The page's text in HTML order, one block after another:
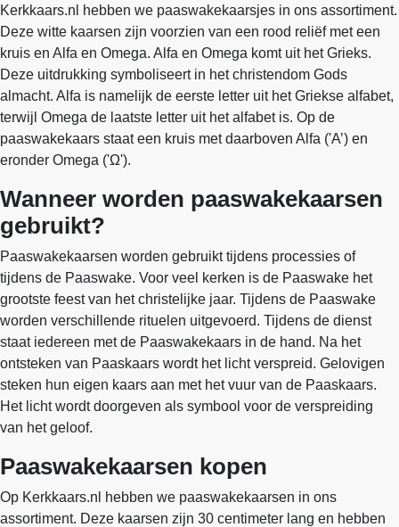
Kerkkaars.nl hebben we paaswakekaarsjes in ons assortiment.
Deze witte kaarsen zijn voorzien van een rood reliëf met een
kruis en Alfa en Omega. Alfa en Omega komt uit het Grieks.
Deze uitdrukking symboliseert in het christendom Gods
almacht. Alfa is namelijk de eerste letter uit het Griekse alfabet,
terwijl Omega de laatste letter uit het alfabet is. Op de
paaswakekaars staat een kruis met daarboven Alfa ('Α’) en
eronder Omega ('Ω').
Wanneer worden paaswakekaarsen
gebruikt?
Paaswakekaarsen worden gebruikt tijdens processies of
tijdens de Paaswake. Voor veel kerken is de Paaswake het
grootste feest van het christelijke jaar. Tijdens de Paaswake
worden verschillende rituelen uitgevoerd. Tijdens de dienst
staat iedereen met de Paaswakekaars in de hand. Na het
ontsteken van Paaskaars wordt het licht verspreid. Gelovigen
steken hun eigen kaars aan met het vuur van de Paaskaars.
Het licht wordt doorgeven als symbool voor de verspreiding
van het geloof.
Paaswakekaarsen kopen
Op Kerkkaars.nl hebben we paaswakekaarsen in ons
assortiment. Deze kaarsen zijn 30 centimeter lang en hebben